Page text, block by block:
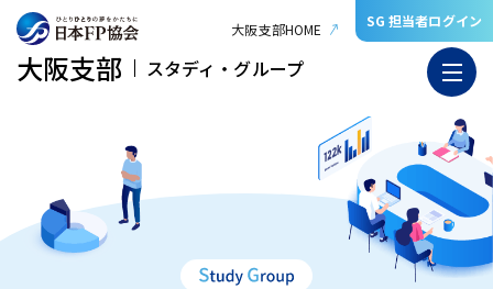
大阪支部 スタディ・グループ
大阪支部HOME SG 担当者ログイン